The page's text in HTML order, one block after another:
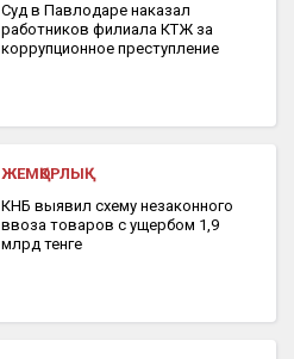
Суд в Павлодаре наказал
работников филиала КТЖ за
коррупционное преступление
ЖЕМҚОРЛЫҚ
КНБ выявил схему незаконного
ввоза товаров с ущербом 1,9
млрд тенге